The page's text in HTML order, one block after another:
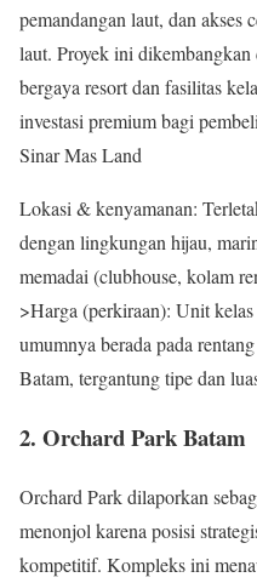
pemandangan laut, dan akses
laut. Proyek ini
bergaya resort dan fasilitas
investasi premium bagi
Sinar Mas Land
Lokasi & kenyamanan:
dengan lingkungan hijau,
memadai (clubhouse, kolam
>Harga (perkiraan): Unit
umumnya berada pada
Batam, tergantung tipe dan
2. Orchard Park Batam
Orchard Park dilaporkan
menonjol karena posisi
kompetitif. Kompleks ini